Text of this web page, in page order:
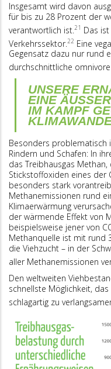
Insgesamt wird davon
für bis zu 28 Prozent der
verantwortlich ist. 21 Das
Verkehrssektor. 22 Eine
Gegensatz dazu nur rund
durchschnittliche
UNSERE
EINE
IM KAMPF
Besonders problematisch
Rindern und Schafen: In
das Treibhausgas
Stickstoffoxiden eines der
besonders stark
Methanemissionen rund
Klimaerwärmung
der wärmende Effekt von
beispielsweise jener von
Methanquelle ist mit rund
die Viehzucht – in der
aller Methanemissionen
Den weltweiten
schnellste Möglichkeit,
schlagartig zu